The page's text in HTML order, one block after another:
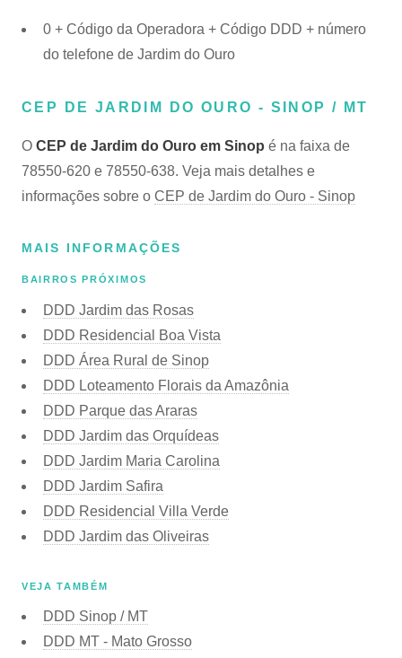
0 + Código da Operadora + Código DDD + número
do telefone de Jardim do Ouro
CEP DE JARDIM DO OURO - SINOP / MT
O CEP de Jardim do Ouro em Sinop é na faixa de
78550-620 e 78550-638. Veja mais detalhes e
informações sobre o CEP de Jardim do Ouro - Sinop
MAIS INFORMAÇÕES
BAIRROS PRÓXIMOS
DDD Jardim das Rosas
DDD Residencial Boa Vista
DDD Área Rural de Sinop
DDD Loteamento Florais da Amazônia
DDD Parque das Araras
DDD Jardim das Orquídeas
DDD Jardim Maria Carolina
DDD Jardim Safira
DDD Residencial Villa Verde
DDD Jardim das Oliveiras
VEJA TAMBÉM
DDD Sinop / MT
DDD MT - Mato Grosso